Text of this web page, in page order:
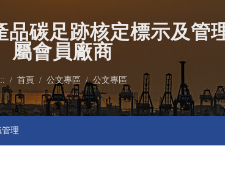
碳足跡核定標示及管
屬會員廠商
首頁 公文專區 公文專區
理